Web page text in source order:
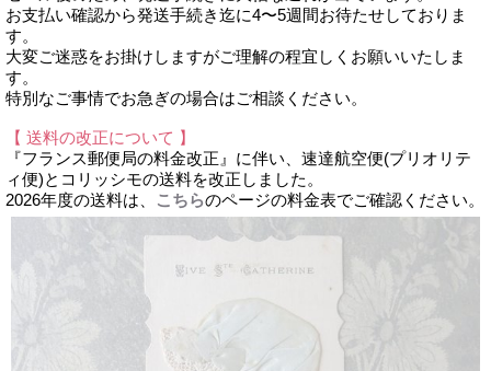
お支払い確認から発送手続き迄に4〜5週間お待たせしておりま
す。
大変ご迷惑をお掛けしますがご理解の程宜しくお願いいたしま
す。
特別なご事情でお急ぎの場合はご相談ください。
【 送料の改正について 】
『フランス郵便局の料金改正』に伴い、速達航空便(プリオリテ
ィ便)とコリッシモの送料を改正しました。
2026年度の送料は、
こちらのページの料金表でご確認ください。